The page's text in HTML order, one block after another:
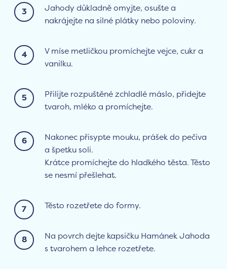
Jahody důkladně omyjte, osušte a
nakrájejte na silné plátky nebo poloviny.
V míse metličkou promíchejte vejce, cukr a
vanilku.
Přilijte rozpuštěné zchladlé máslo, přidejte
tvaroh, mléko a promíchejte.
Nakonec přisypte mouku, prášek do pečiva
a špetku soli.
Krátce promíchejte do hladkého těsta. Těsto
se nesmí přešlehat.
Těsto rozetřete do formy.
Na povrch dejte kapsičku Hamánek Jahoda
s tvarohem a lehce rozetřete.